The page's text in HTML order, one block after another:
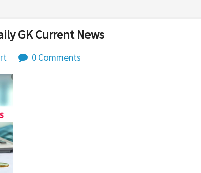
GK Current News
0 Comments